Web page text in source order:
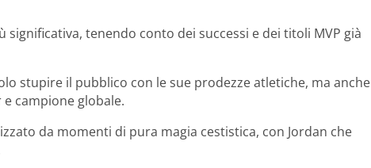
significativa, tenendo conto dei successi e dei titoli MVP già
stupire il pubblico con le sue prodezze atletiche, ma anche
campione globale.
da momenti di pura magia cestistica, con Jordan che